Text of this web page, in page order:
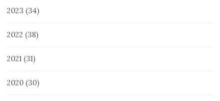
2023 (34)
2022 (38)
2021 (31)
2020 (30)